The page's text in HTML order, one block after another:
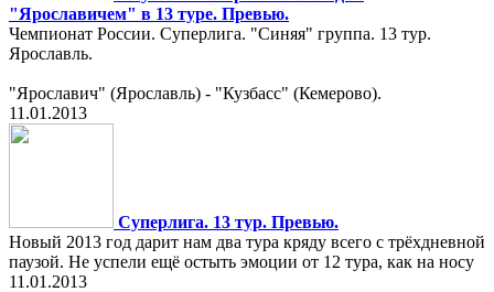
"Ярославичем" в 13 туре. Превью.
Чемпионат России. Суперлига. "Синяя" группа. 13 тур.
Ярославль.
"Ярославич" (Ярославль) - "Кузбасс" (Кемерово).
11.01.2013
Суперлига. 13 тур. Превью.
Новый 2013 год дарит нам два тура кряду всего с трёхдневной
паузой. Не успели ещё остыть эмоции от 12 тура, как на носу
11.01.2013